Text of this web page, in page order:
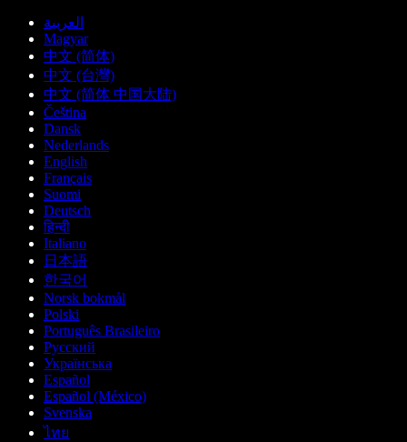
العربية
Magyar
中文 (简体)
中文 (台灣)
中文 (简体 中国大陆)
Čeština
Dansk
Nederlands
English
Français
Suomi
Deutsch
हिन्दी
Italiano
日本語
한국어
Norsk bokmål
Polski
Português Brasileiro
Русский
Українська
Español
Español (México)
Svenska
ไทย